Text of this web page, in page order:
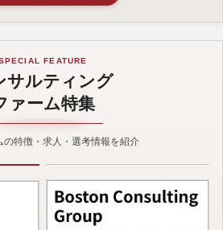
FEATURE
サルティング
ァーム特集
の特徴・求人・選考情報を紹介